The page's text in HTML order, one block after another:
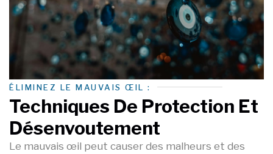
ÉLIMINEZ LE MAUVAIS ŒIL :
Techniques De Protection Et
Désenvoutement
Le mauvais œil peut causer des malheurs et des